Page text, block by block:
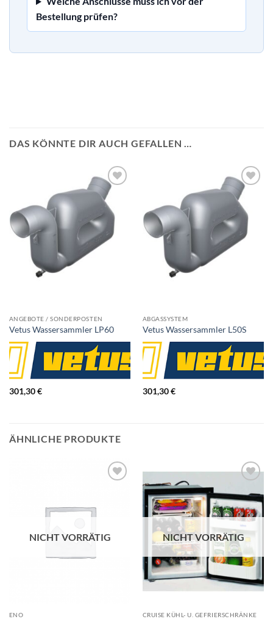
Bestellung prüfen?
DAS KÖNNTE DIR AUCH GEFALLEN …
ANGEBOTE / SONDERPOSTEN
Vetus Wassersammler LP60
301,30€
ABGASSYSTEM
Vetus Wassersammler L50S
301,30€
ÄHNLICHE PRODUKTE
NICHT VORRÄTIG
ENO
NICHT VORRÄTIG
CRUISE KÜHL- U. GEFRIERSCHRÄNKE